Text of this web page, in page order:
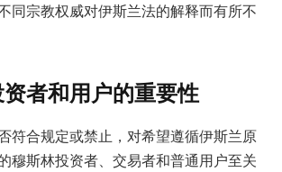
同宗教权威对伊斯兰法的解释而有所不
者和用户的重要性
符合规定或禁止，对希望遵循伊斯兰原
穆斯林投资者、交易者和普通用户至关